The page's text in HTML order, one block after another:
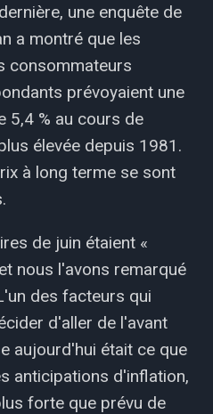
une enquête de
a montré que les
consommateurs
prévoyaient une
5,4 % au cours de
élevée depuis 1981.
à long terme se sont
de juin étaient «
nous l'avons remarqué
des facteurs qui
d'aller de l'avant
aujourd'hui était ce que
anticipations d'inflation,
forte que prévu de